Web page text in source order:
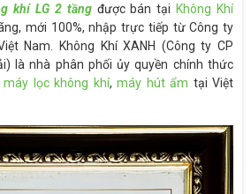
khí LG 2 tầngđược bán tại Không Khí
mới 100%, nhập trực tiếp từ Công ty
Nam. Không Khí XANH (Công ty CP
là nhà phân phối ủy quyền chính thức
máy lọc không khí,máy hút ẩm tại Việt